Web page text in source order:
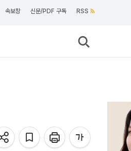
속보창 신문/PDF 구독 RSS